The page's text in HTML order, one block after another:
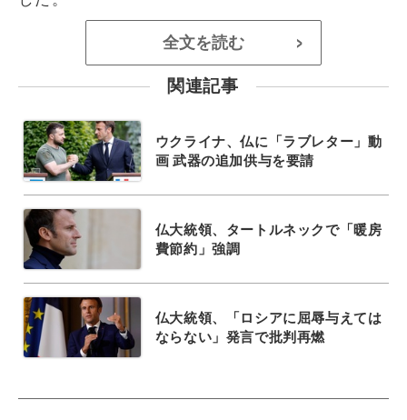
全文を読む >
関連記事
ウクライナ、仏に「ラブレター」動
画 武器の追加供与を要請
仏大統領、タートルネックで「暖房
費節約」強調
仏大統領、「ロシアに屈辱与えては
ならない」発言で批判再燃